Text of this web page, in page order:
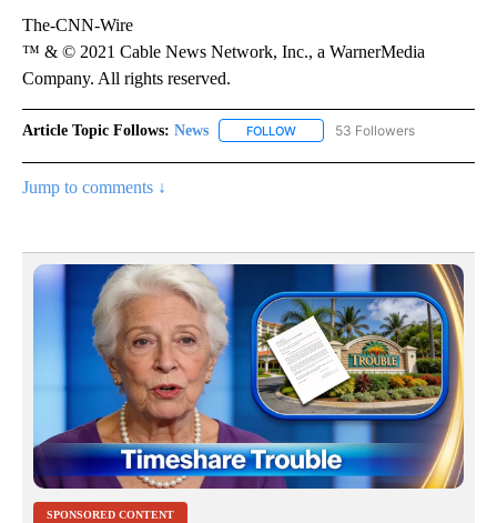
The-CNN-Wire
™ & © 2021 Cable News Network, Inc., a WarnerMedia
Company. All rights reserved.
Article Topic Follows: News FOLLOW FOLLOW "NEWS" TO RECEIVE
53 Followers
Jump to comments ↓
SPONSORED CONTENT